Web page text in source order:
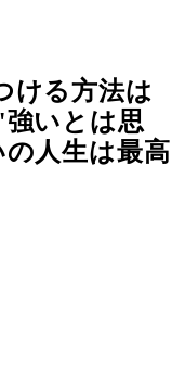
ける方法は
いとは思
人生は最高